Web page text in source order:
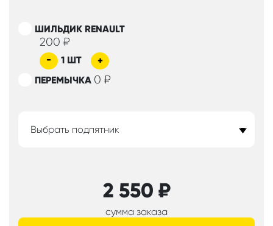
ШИЛЬДИК RENAULT
200 ₽
- 1 ШТ
+
ПЕРЕМЫЧКА 0 ₽
Выбрать подпятник
2 550 ₽
сумма заказа